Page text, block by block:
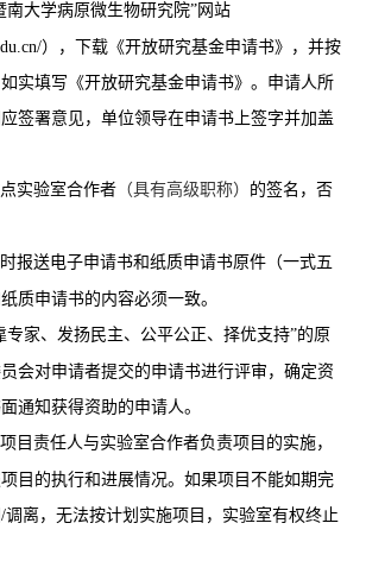
南大学病原微生物研究院”网站
），下载《开放研究基金申请书》，并按
实填写《开放研究基金申请书》。申请人所
签署意见，单位领导在申请书上签字并加盖
实验室合作者 （具有高级职称） 的签名，否
报送电子申请书和纸质申请书原件（一式五
质申请书的内容必须一致。
专家、发扬民主、公平公正、择优支持”的原
会对申请者提交的申请书进行评审，确定资
通知获得资助的申请人。
目责任人与实验室合作者负责项目的实施，
目的执行和进展情况。如果项目不能如期完
/调离，无法按计划实施项目，实验室有权终止